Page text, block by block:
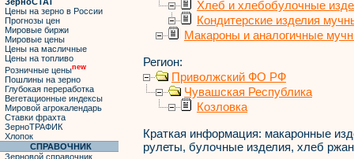
Цены на зерно в России
Прогнозы цен
Мировые биржи
Мировые цены
Цены на масличные
Цены на топливо
Розничные ценыnew
Пошлины на зерно
Глубокая переработка
Вегетационные индексы
Мировой агрокалендарь
Ставки фрахта
ЗерноТРАФИК
Хлопок
СПРАВОЧНИК
Зерновой справочник
Хлеб и хлебобулочные
Кондитерские изделия
Макароны и аналогичные
Регион:
Приволжский ФО РФ
Чувашская Республика
Козловка
Краткая информация: макаронные
рулеты, булочные изделия, хлеб